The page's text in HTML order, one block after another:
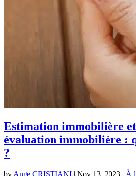
Estimation immobilière
évaluation immobilière :
?
by Ange CRISTIANI | Nov 13, 2023 | À